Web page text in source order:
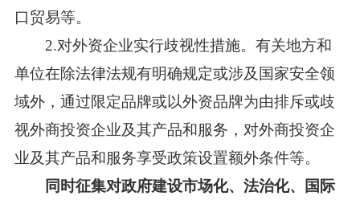
口贸易等。
2.对外资企业实行歧视性措施。有关地方和
单位在除法律法规有明确规定或涉及国家安全领
域外，通过限定品牌或以外资品牌为由排斥或歧
视外商投资企业及其产品和服务，对外商投资企
业及其产品和服务享受政策设置额外条件等。
同时征集对政府建设市场化、法治化、国际